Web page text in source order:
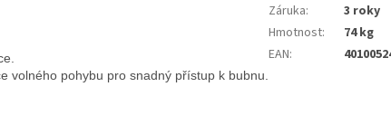
volného pohybu pro snadný přístup k bubnu.
Záruka:
3 roky
Hmotnost:
74 kg
EAN: